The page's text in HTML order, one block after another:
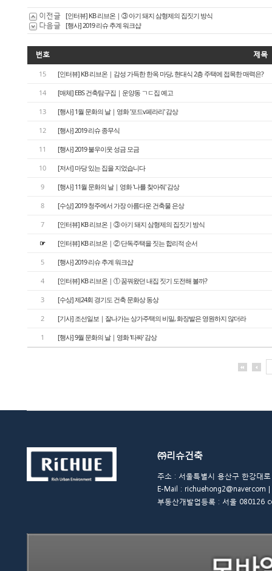
이전글 [인터뷰] KB 리브온｜③ 아기 돼지 삼형제의 집짓기 방식
다음글 [행사] 2019 리슈 추계 워크샵
번호 제목
15 [인터뷰] KB 리브온｜감성 가득한 한옥 마당, 현대식 2층 주택에 접목한 매력은?
14 [매체] EBS 건축탐구집｜운양동 ㄱㄷ집 예고
13 [행사] 1월 문화의 날｜영화 '포드v페라리' 감상
12 [행사] 2019 리슈 종무식
11 [행사] 2019 불우이웃 성금 모금
10 [저서] 마당 있는 집을 지었습니다
9 [행사] 11월 문화의 날｜영화 '나를 찾아줘' 감상
8 [수상] 2019 청주에서 가장 아름다운 건축물 은상
7 [인터뷰] KB 리브온｜③ 아기 돼지 삼형제의 집짓기 방식
☞ [인터뷰] KB 리브온｜② 단독주택을 짓는 합리적 순서
5 [행사] 2019 리슈 추계 워크샵
4 [인터뷰] KB 리브온｜① 꿈꿔왔던 내집 짓기 도전해 볼까?
3 [수상] 제24회 경기도 건축 문화상 동상
2 [기사] 조선일보｜잘나가는 상가주택의 비밀, 화장발은 영원하지 않더라
1 [행사] 9월 문화의 날｜영화 '타짜' 감상
㈜리슈건축
주소 : 서울특별시 용산구 한강대
E-Mail :
부동산개발업등록 : 서울 080126